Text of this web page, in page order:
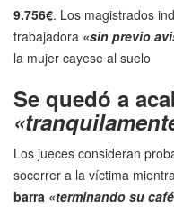
9.756€. Los magistrados
trabajadora «sin previo
la mujer cayese al suelo
Se quedó a
Los jueces consideran
socorrer a la víctima
barra «terminando su